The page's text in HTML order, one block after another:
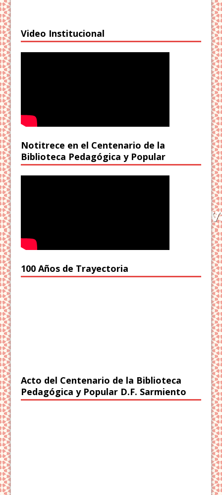
Video Institucional
Notitrece en el Centenario de la
Biblioteca Pedagógica y Popular
100 Años de Trayectoria
Acto del Centenario de la Biblioteca
Pedagógica y Popular D.F. Sarmiento